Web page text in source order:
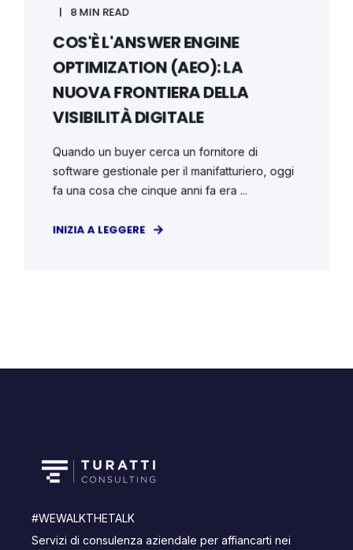
8 MIN READ
COS'È L'ANSWER ENGINE
OPTIMIZATION (AEO): LA
NUOVA FRONTIERA DELLA
VISIBILITÀ DIGITALE
Quando un buyer cerca un fornitore di
software gestionale per il manifatturiero, oggi
fa una cosa che cinque anni fa era ...
INIZIA A LEGGERE
#WEWALKTHETALK
Servizi di consulenza aziendale per affiancarti nei